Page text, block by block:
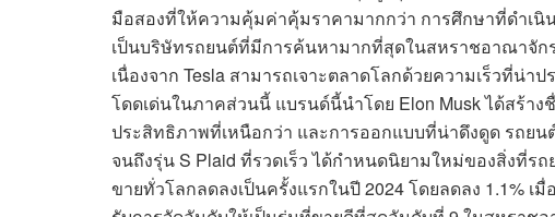
มือสองที่ให้ความคุ้มค่าคุ้มราคามากกว่า การศึกษาที่ดำเนิน
เป็นบริษัทรถยนต์ที่มีการค้นหามากที่สุดในสหราชอาณาจัก
เนื่องจาก Tesla สามารถเจาะตลาดโลกด้วยความเร็วที่น่
โดดเด่นในภาคส่วนนี้ แบรนด์นี้นำโดย Elon Musk ได้สร้า
ประสิทธิภาพที่เหนือกว่า และการออกแบบที่น่าดึงดูด รถย
จนถึงรุ่น S Plaid ที่รวดเร็ว ได้กำหนดนิยามใหม่ของสิ่งที่ร
ขายทั่วโลกลดลงเป็นครั้งแรกในปี 2024 โดยลดลง 1.1% เ